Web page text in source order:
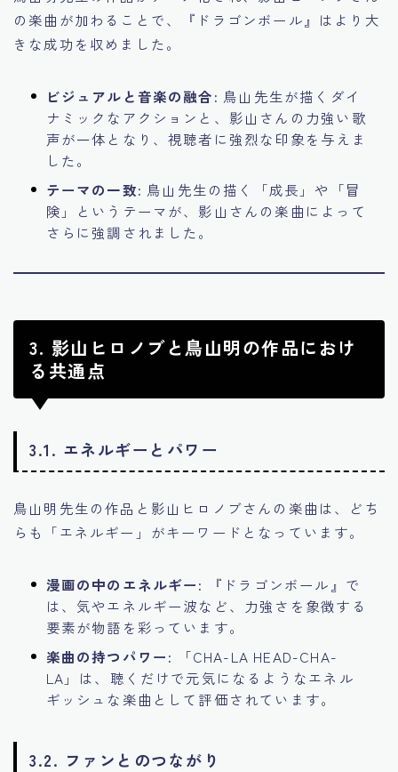
の楽曲が加わることで、『ドラゴンボール』はより大
きな成功を収めました。
ビジュアルと音楽の融合: 鳥山先生が描くダイ
ナミックなアクションと、影山さんの力強い歌
声が一体となり、視聴者に強烈な印象を与えま
した。
テーマの一致: 鳥山先生の描く「成長」や「冒
険」というテーマが、影山さんの楽曲によって
さらに強調されました。
3. 影山ヒロノブと鳥山明の作品におけ
る共通点
3.1. エネルギーとパワー
鳥山明先生の作品と影山ヒロノブさんの楽曲は、どち
らも「エネルギー」がキーワードとなっています。
漫画の中のエネルギー:
『ドラゴンボール』で
は、気やエネルギー波など、力強さを象徴する
要素が物語を彩っています。
楽曲の持つパワー:
「CHA-LA HEAD-CHA-
LA」は、聴くだけで元気になるようなエネル
ギッシュな楽曲として評価されています。
3.2. ファンとのつながり